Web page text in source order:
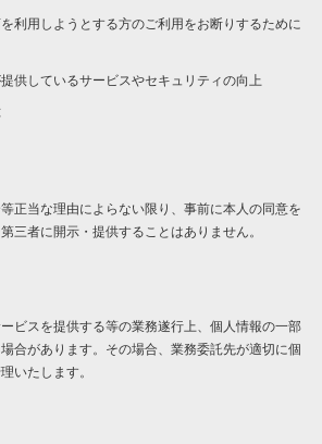
利用しようとする方のご利用をお断りするために
供しているサービスやセキュリティの向上
正当な理由によらない限り、事前に本人の同意を
三者に開示・提供することはありません。
ビスを提供する等の業務遂行上、個人情報の一部
合があります。その場合、業務委託先が適切に個
いたします。